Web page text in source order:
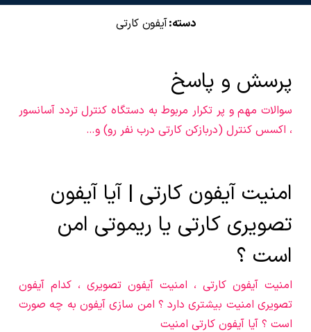
دسته:آیفون کارتی
پرسش و پاسخ
سوالات مهم و پر تکرار مربوط به دستگاه کنترل تردد آسانسور
، اکسس کنترل (دربازکن کارتی درب نفر رو) و…
امنیت آیفون کارتی | آیا آیفون
تصویری کارتی یا ریموتی امن
است ؟
امنیت آیفون کارتی ، امنیت آیفون تصویری ، کدام آیفون
تصویری امنیت بیشتری دارد ؟ امن سازی آیفون به چه صورت
است ؟ آیا آیفون کارتی امنیت